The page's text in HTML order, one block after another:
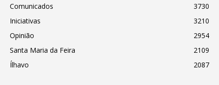
Comunicados
3730
Iniciativas
3210
Opinião
2954
Santa Maria da Feira
2109
Ílhavo
2087